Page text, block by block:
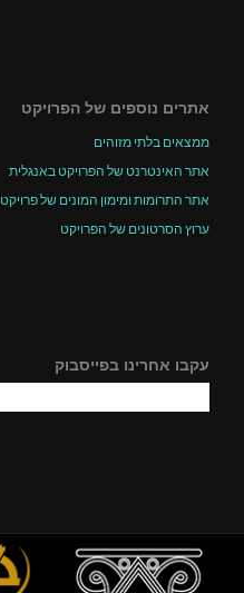
אתרים נוספים של הפרויקט
ממצאים בלתי מזוהים
אתר האינטרנט של הפרויקט באנגלית
אתר התרומות ומימון המונים של פרויקט
ערוץ הסרטונים של הפרויקט
עקבו אחרינו בפייסבוק